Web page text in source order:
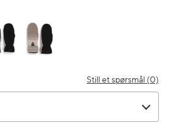
Still et spørsmål (0)